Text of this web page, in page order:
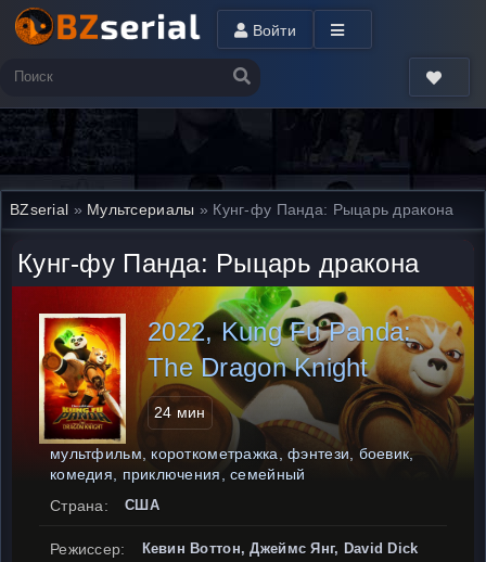
Войти
BZserial » Мультсериалы » Кунг-фу Панда: Рыцарь дракона
Кунг-фу Панда: Рыцарь дракона
2022, Kung Fu Panda:
The Dragon Knight
24 мин
мультфильм, короткометражка, фэнтези, боевик,
комедия, приключения, семейный
Страна:
США
Режиссер: Кевин Воттон, Джеймс Янг, David Dick